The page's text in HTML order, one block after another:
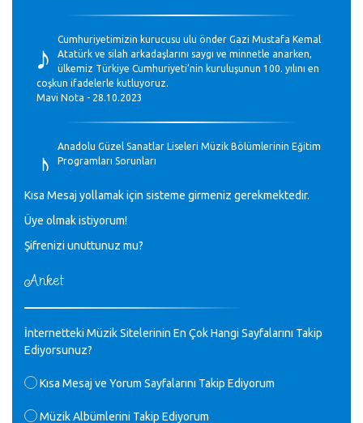
♪
Cumhuriyetimizin kurucusu ulu önder Gazi Mustafa Kemal
Atatürk ve silah arkadaşlarını saygı ve minnetle anarken,
ülkemiz Türkiye Cumhuriyeti’nin kuruluşunun 100. yılını en
coşkun ifadelerle kutluyoruz.
Mavi Nota - 28.10.2023
♪
Anadolu Güzel Sanatlar Liseleri Müzik Bölümlerinin Eğitim
Programları Sorunları
♪
GEÇMİŞ OLSUN TÜRKİYE!
Mavi Nota - 07.02.2023
♪
30 yıl sonra karşılaşmak çok güzel Kurtuluş, teveccüh
M.Semih Baylan - 08.01.2023
♪
Değerli Müfit hocama en içten sevgi saygılarımı iletin
yaptım.1994 yılında derginin bu daldaki ödülüne layık
Kısa Mesaj yollamak için sisteme girmeniz gerekmektedir.
Üye olmak istiyorum!
Şifrenizi unuttunuz mu?
Anket
İnternetteki Müzik Sitelerinin En Çok Hangi Sayfalarını Takip
Ediyorsunuz?
Kısa Mesaj ve Yorum Sayfalarını Takip Ediyorum
Müzik Albümlerini Takip Ediyorum